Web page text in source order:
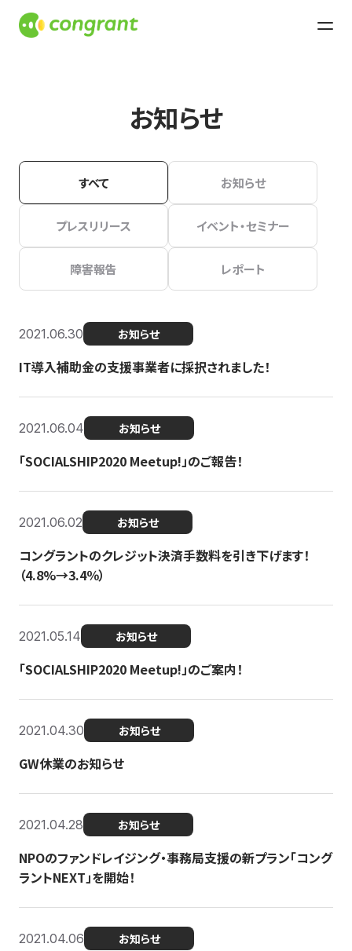
お知らせ
すべて お知らせ
プレスリリース イベント・セミナー
障害報告 レポート
2021.06.30 お知らせ
IT導入補助金の支援事業者に採択されました！
2021.06.04 お知らせ
「SOCIALSHIP2020 Meetup!」のご報告！
2021.06.02 お知らせ
コングラントのクレジット決済手数料を引き下げます！
（4.8%→3.4％）
2021.05.14 お知らせ
「SOCIALSHIP2020 Meetup!」のご案内！
2021.04.30 お知らせ
GW休業のお知らせ
2021.04.28 お知らせ
NPOのファンドレイジング・事務局支援の新プラン「コング
ラントNEXT」を開始！
2021.04.06 お知らせ